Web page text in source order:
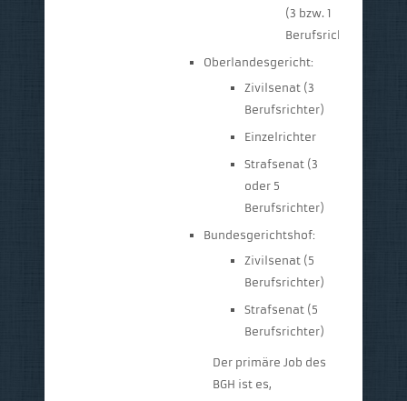
(3 bzw. 1
Berufsrichter)
Oberlandesgericht:
Zivilsenat (3
Berufsrichter)
Einzelrichter
Strafsenat (3
oder 5
Berufsrichter)
Bundesgerichtshof:
Zivilsenat (5
Berufsrichter)
Strafsenat (5
Berufsrichter)
Der primäre Job des
BGH ist es,